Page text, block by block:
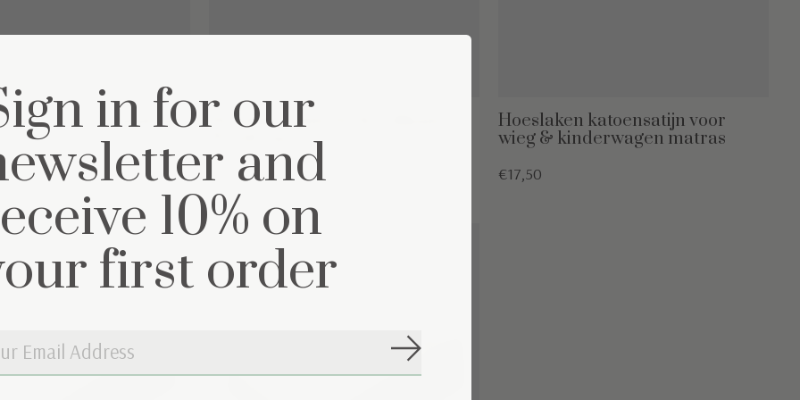
Interlock box matras
Hoeslaken Interlock ledikant
€24,95
Hoeslaken katoensatijn voor
wieg & kinderwagen matras
€17,50
in for our
and
10% on
first order
Abonneer